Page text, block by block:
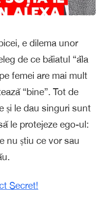
e dilema unor
de ce bǎiatul “ǎla
femei are mai mult
“bine”. Tot de
și le dau singuri sunt
le protejeze ego-ul:
nu știu ce vor sau
Secret!